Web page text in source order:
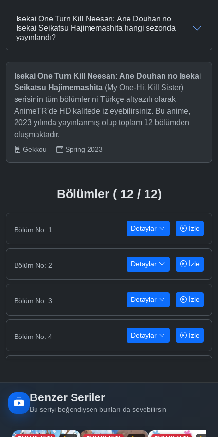
Isekai One Turn Kill Neesan: Ane Douhan no
Isekai Seikatsu Hajimemashita hangi sezonda
yayınlandı?
Isekai One Turn Kill Neesan: Ane Douhan no Isekai
Seikatsu Hajimemashita (My One-Hit Kill Sister)
serisinin tüm bölümlerini Türkçe altyazılı olarak
AnimeTR'de HD kalitede izleyebilirsiniz. Bu anime,
2023 yılında yayınlanmış olup toplam 12 bölümden
oluşmaktadır.
Gekkou Spring 2023
Bölümler ( 12 / 12)
Bölüm No: 1 Detaylar İzle
Bölüm No: 2 Detaylar İzle
Bölüm No: 3 Detaylar İzle
Bölüm No: 4 Detaylar İzle
Bölüm No: 6 Detaylar
Benzer Seriler
Bu seriyi beğendiysen bunları da sevebilirsin